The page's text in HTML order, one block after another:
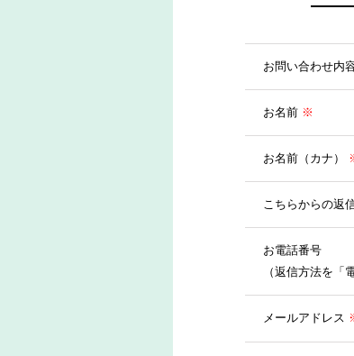
お問い合わせ内
お名前 ※
お名前（カナ）
こちらからの返
お電話番号
（返信方法を「
メールアドレス